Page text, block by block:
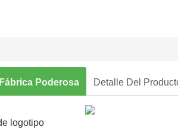
Fábrica Poderosa Detalle Del